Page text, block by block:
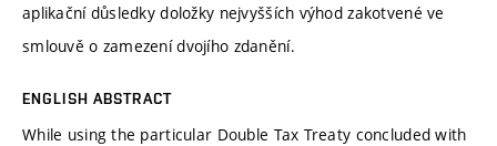
aplikační důsledky doložky nejvyšších výhod zakotvené ve
smlouvě o zamezení dvojího zdanění.
ENGLISH ABSTRACT
While using the particular Double Tax Treaty concluded with